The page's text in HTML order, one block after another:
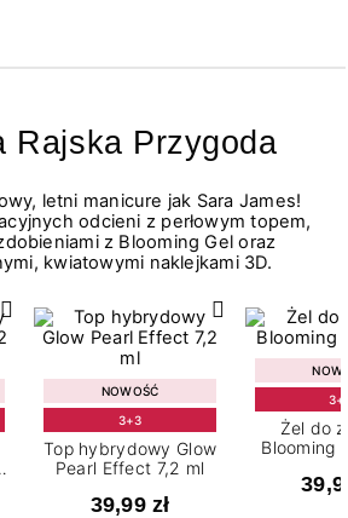
Rajska Przygoda
letni manicure jak Sara James!
odcieni z perłowym topem,
z Blooming Gel oraz
kwiatowymi naklejkami 3D.
NOWOŚĆ
3+3
Top hybrydowy Glow
Pearl Effect 7,2 ml
39,99 zł
Żel do
Blooming